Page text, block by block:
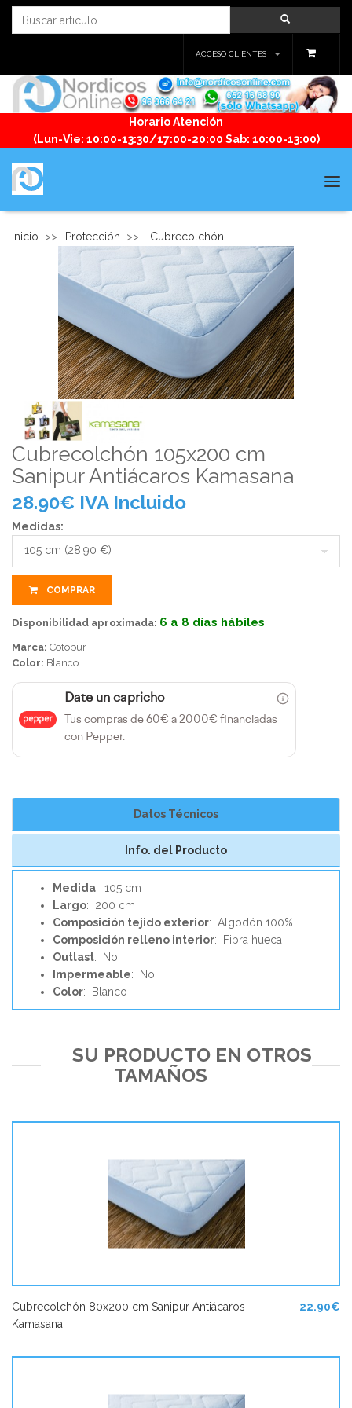
ACCESO CLIENTES
Horario Atención
(Lun-Vie: 10:00-13:30/17:00-20:00 Sab: 10:00-13:00)
Inicio >> Protección >> Cubrecolchón
Cubrecolchón 105x200 cm
Sanipur Antiácaros Kamasana
28.90€ IVA Incluido
Medidas:
COMPRAR
Disponibilidad aproximada: 6 a 8 días hábiles
Marca: Cotopur
Color: Blanco
Date un capricho
Tus compras de 60€ a 2000€ financiadas
con Pepper.
Datos Técnicos
Info. del Producto
Medida: 105 cm
Largo: 200 cm
Composición tejido exterior: Algodón 100%
Composición relleno interior: Fibra hueca
Outlast: No
Impermeable: No
Color: Blanco
SU PRODUCTO EN OTROS
TAMAÑOS
22.90€
Cubrecolchón 80x200 cm Sanipur Antiácaros
Kamasana